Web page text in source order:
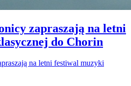
zapraszają na letni
do Chorin